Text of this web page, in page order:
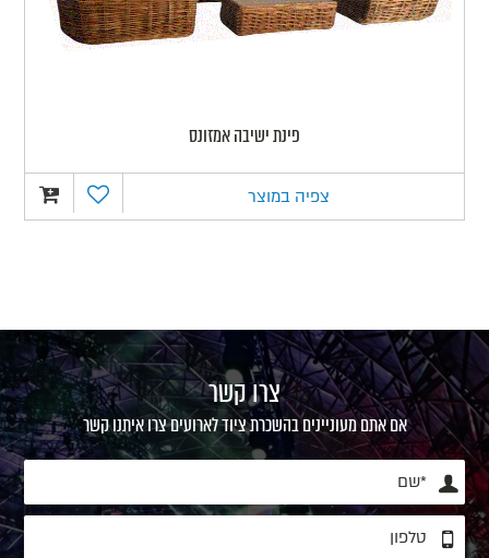
פינת ישיבה אמזונס
צפיה במוצר
צרו קשר
אם אתם מעוניינים בהשכרת ציוד לארועים צרו איתנו קשר